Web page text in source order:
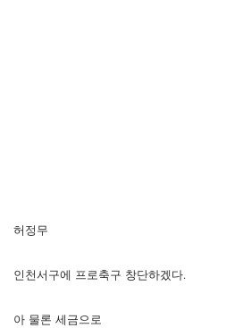
허정무
인천서구에 프로축구 창단하겠다.
아 물론 세금으로